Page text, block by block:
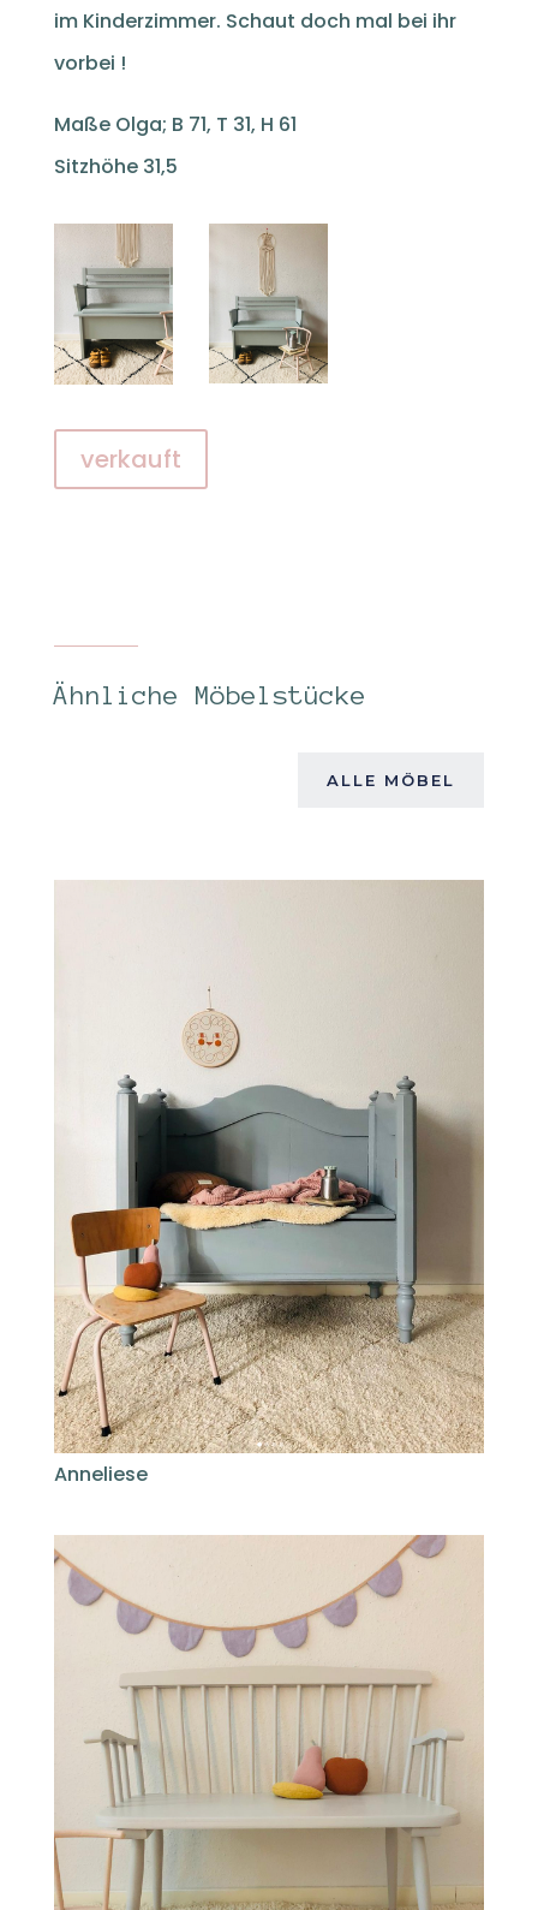
im Kinderzimmer. Schaut doch mal bei ihr
vorbei !
Maße Olga; B 71, T 31, H 61
Sitzhöhe 31,5
verkauft
Ähnliche Möbelstücke
ALLE MÖBEL
Anneliese